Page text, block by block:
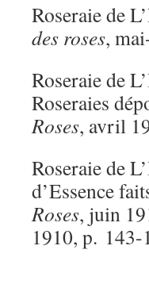
Roseraie de
des roses,
Roseraie de
Roseraies
Roses, avril
Roseraie de
d’Essence
Roses, juin
1910, p. 143-